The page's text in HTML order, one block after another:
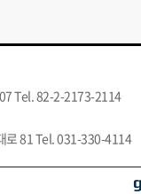
Tel. 82-2-2173-2114
로 81 Tel. 031-330-4114